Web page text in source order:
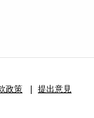
政策 提出意見